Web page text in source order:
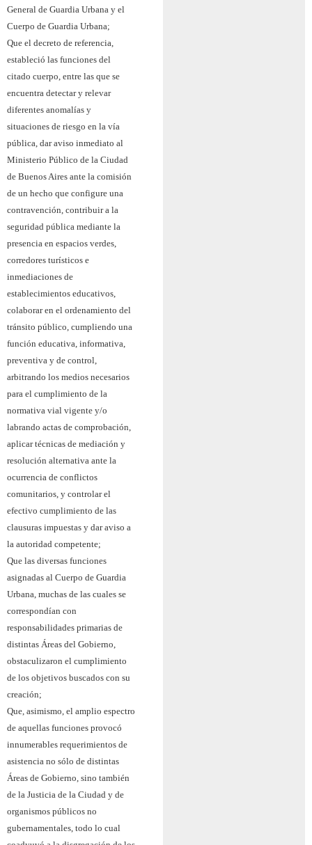
General de Guardia Urbana y el
Cuerpo de Guardia Urbana;
Que el decreto de referencia,
estableció las funciones del
citado cuerpo, entre las que se
encuentra detectar y relevar
diferentes anomalías y
situaciones de riesgo en la vía
pública, dar aviso inmediato al
Ministerio Público de la Ciudad
de Buenos Aires ante la comisión
de un hecho que configure una
contravención, contribuir a la
seguridad pública mediante la
presencia en espacios verdes,
corredores turísticos e
inmediaciones de
establecimientos educativos,
colaborar en el ordenamiento del
tránsito público, cumpliendo una
función educativa, informativa,
preventiva y de control,
arbitrando los medios necesarios
para el cumplimiento de la
normativa vial vigente y/o
labrando actas de comprobación,
aplicar técnicas de mediación y
resolución alternativa ante la
ocurrencia de conflictos
comunitarios, y controlar el
efectivo cumplimiento de las
clausuras impuestas y dar aviso a
la autoridad competente;
Que las diversas funciones
asignadas al Cuerpo de Guardia
Urbana, muchas de las cuales se
correspondían con
responsabilidades primarias de
distintas Áreas del Gobierno,
obstaculizaron el cumplimiento
de los objetivos buscados con su
creación;
Que, asimismo, el amplio espectro
de aquellas funciones provocó
innumerables requerimientos de
asistencia no sólo de distintas
Áreas de Gobierno, sino también
de la Justicia de la Ciudad y de
organismos públicos no
gubernamentales, todo lo cual